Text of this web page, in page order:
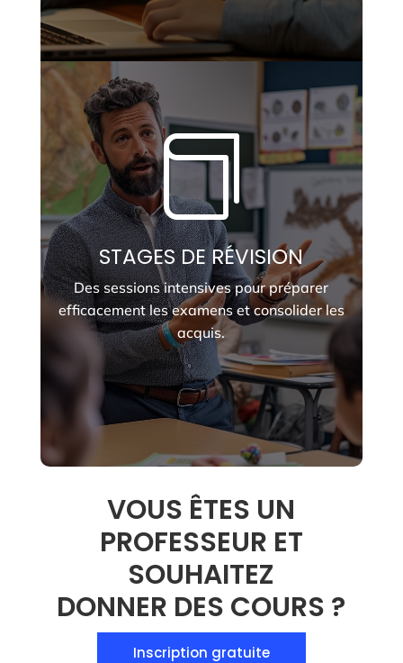

STAGES DE RÉVISION
Des sessions intensives pour préparer
efficacement les examens et consolider les
acquis.
VOUS ÊTES UN
PROFESSEUR ET
SOUHAITEZ
DONNER DES COURS ?
Inscription gratuite